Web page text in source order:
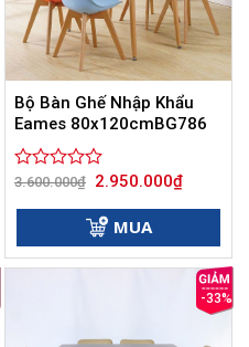
Bộ Bàn Ghế Nhập Khẩu
Eames 80x120cmBG786
Được
sao
3.600.000₫ Giá
gốc
là:
3.600.000₫.
2.950.000₫Giá
hiện
tại
MUA
-33%